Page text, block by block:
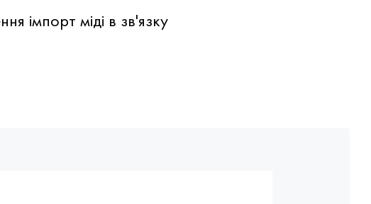
імпорт міді в зв'язку